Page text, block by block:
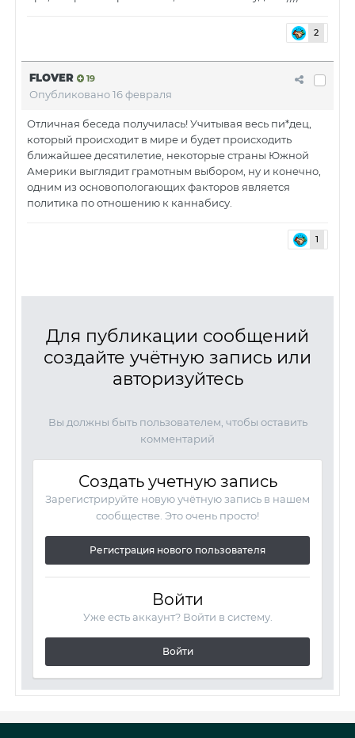
2
FLOVER 19
Опубликовано16 февраля
Отличная беседа получилась! Учитывая весь пи*дец,
который происходит в мире и будет происходить
ближайшее десятилетие, некоторые страны Южной
Америки выглядит грамотным выбором, ну и конечно,
одним из основопологающих факторов является
политика по отношению к каннабису.
1
Для публикации сообщений
создайте учётную запись или
авторизуйтесь
Вы должны быть пользователем, чтобы оставить
комментарий
Создать учетную запись
Зарегистрируйте новую учётную запись в нашем
сообществе. Это очень просто!
Регистрация нового пользователя
Войти
Уже есть аккаунт? Войти в систему.
Войти